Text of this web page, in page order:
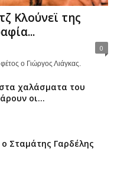
Κλούνεϊ της
0
ο Γιώργος Λιάγκας.
χαλάσματα του
οι...
Σταμάτης Γαρδέλης